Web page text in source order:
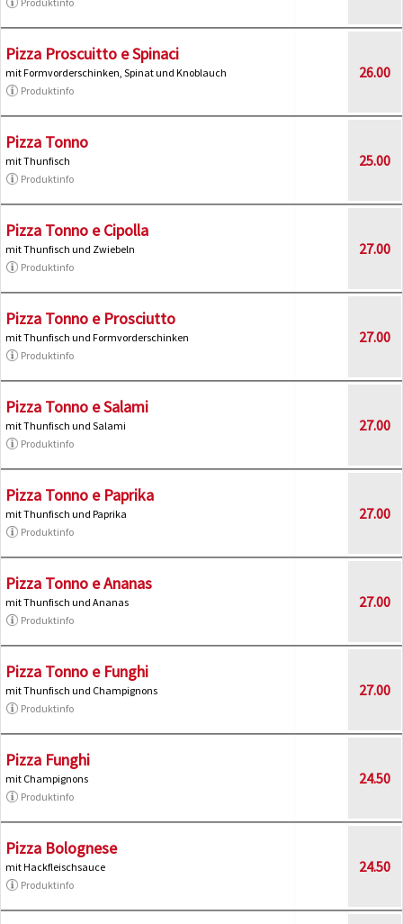
Pizza Proscuitto e Spinaci
mit Formvorderschinken, Spinat und Knoblauch
Produktinfo
26.00
Pizza Tonno
mit Thunfisch
Produktinfo
25.00
Pizza Tonno e Cipolla
mit Thunfisch und Zwiebeln
Produktinfo
27.00
Pizza Tonno e Prosciutto
mit Thunfisch und Formvorderschinken
Produktinfo
27.00
Pizza Tonno e Salami
mit Thunfisch und Salami
Produktinfo
27.00
Pizza Tonno e Paprika
mit Thunfisch und Paprika
Produktinfo
27.00
Pizza Tonno e Ananas
mit Thunfisch und Ananas
Produktinfo
27.00
Pizza Tonno e Funghi
mit Thunfisch und Champignons
Produktinfo
27.00
Pizza Funghi
mit Champignons
Produktinfo
24.50
Pizza Bolognese
mit Hackfleischsauce
Produktinfo
24.50